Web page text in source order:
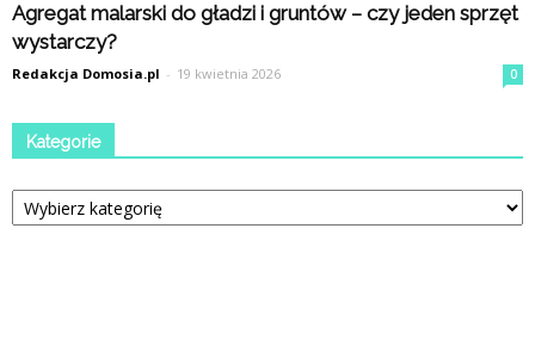
Agregat malarski do gładzi i gruntów – czy jeden sprzęt
wystarczy?
Redakcja Domosia.pl - 19 kwietnia 2026 0
Kategorie
Kategorie